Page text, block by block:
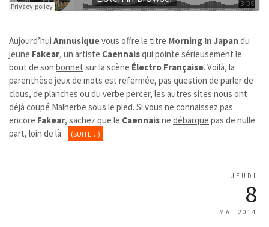
Aujourd’hui Amnusiquevous offre le titre Morning In Japan du
jeune Fakear, un artiste Caennaisqui pointe sérieusement le
bout de son bonnet sur la scène Électro Française. Voilà, la
parenthèse jeux de mots est refermée, pas question de parler de
clous, de planches ou du verbe percer, les autres sites nous ont
déjà coupé Malherbe sous le pied. Si vous ne connaissez pas
encore Fakear, sachez que le Caennaisne débarque pas de nulle
part, loin de là.
(SUITE…)
JEUDI
8
MAI 2014